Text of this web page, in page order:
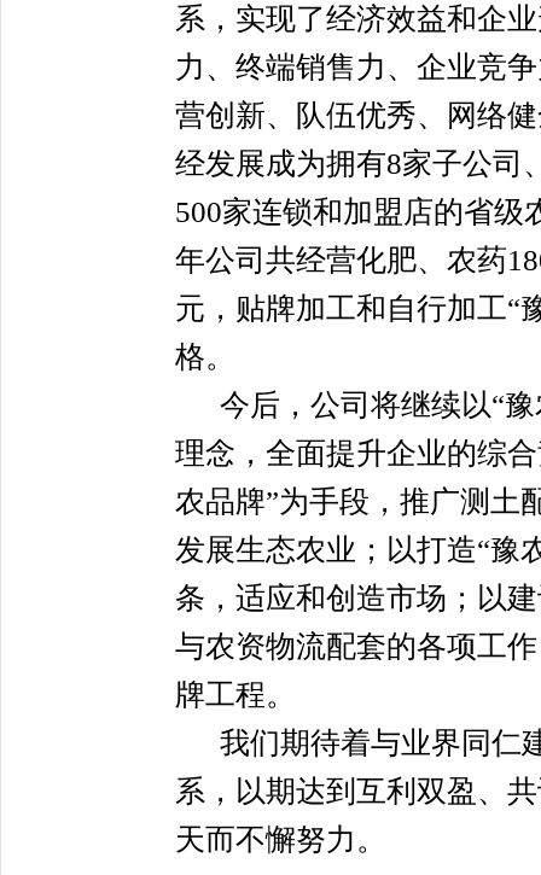
系，实现了经济效益和企
力、终端销售力、企业竞
营创新、队伍优秀、网络
经发展成为拥有8家子公司
500家连锁和加盟店的省级
年公司共经营化肥、农药
元，贴牌加工和自行加工“
格。
今后，公司将继续以“
理念，全面提升企业的综
农品牌”为手段，推广测土
发展生态农业；以打造“豫
条，适应和创造市场；以
与农资物流配套的各项工
牌工程。
我们期待着与业界同仁
系，以期达到互利双盈、
天而不懈努力。